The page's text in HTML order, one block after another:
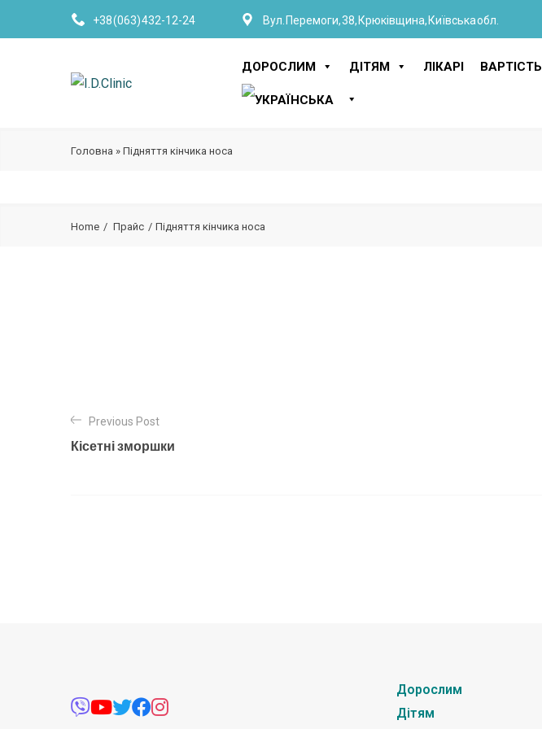
+38 (063) 432-12-24 Вул. Перемоги, 38, Крюківщина, Київська обл.
ДОРОСЛИМ ДІТЯМ ЛІКАРІ ВАРТІСТЬ
Головна » Підняття кінчика носа
Home Прайс Підняття кінчика носа
Previous Post
Кісетні зморшки
Дорослим
Дітям